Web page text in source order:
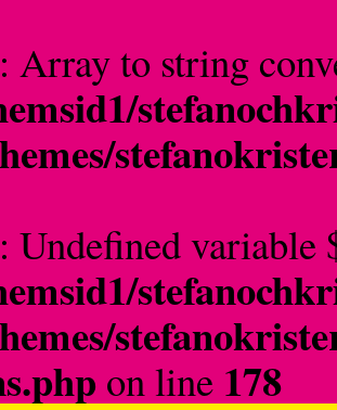
: Array to string
: Undefined variable
on line 178